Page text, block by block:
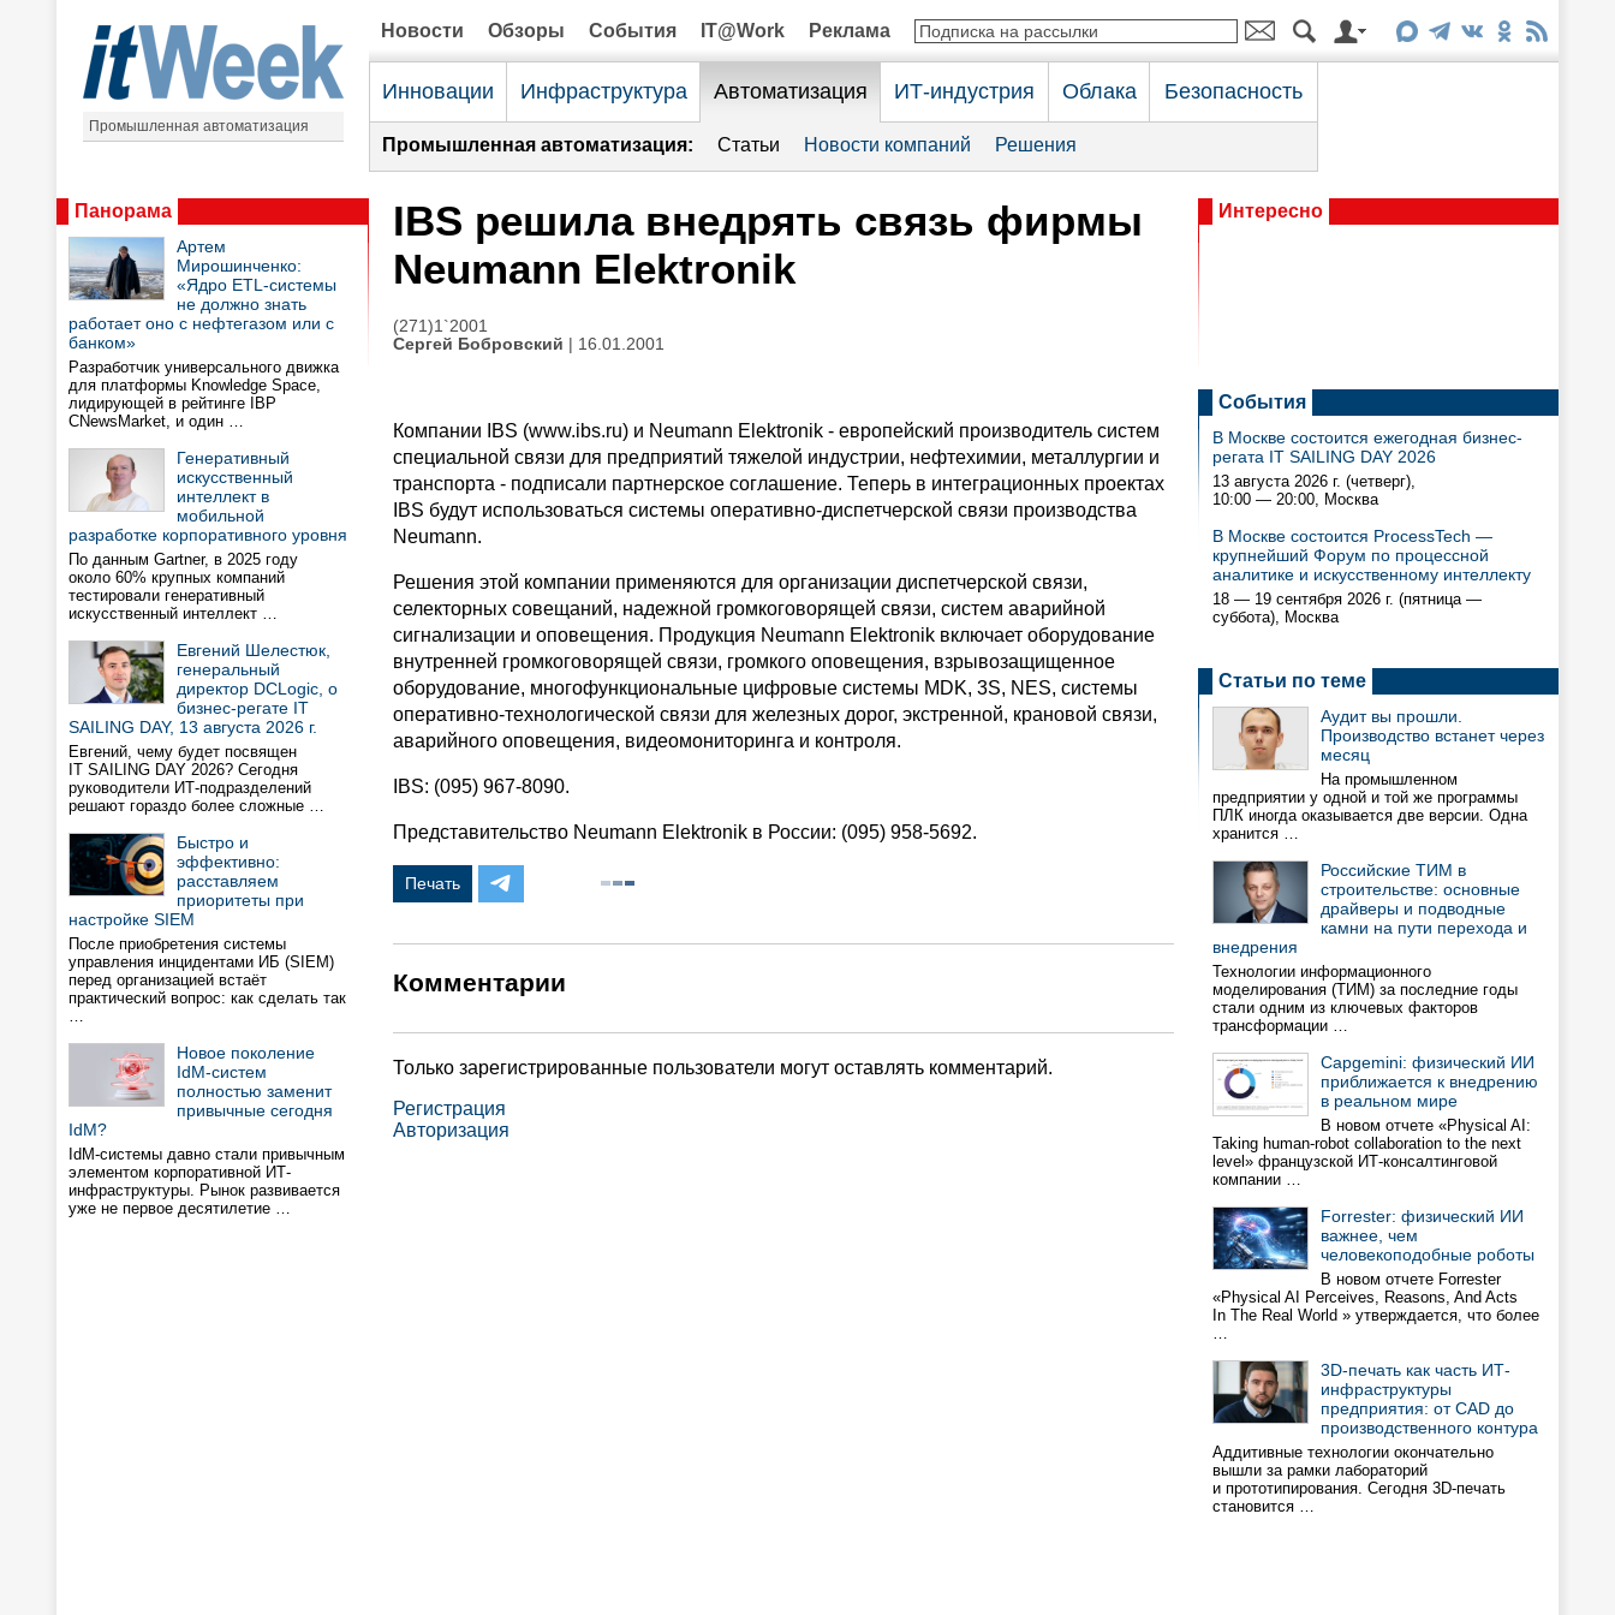
Промышленная автоматизация
Новости Обзоры События IT@Work Реклама
Инновации Инфраструктура Автоматизация ИТ-индустрия Облака Безопасность
Промышленная автоматизация: Статьи Новости компаний Решения
Панорама
Артем
Мирошинченко:
«Ядро ETL-системы
не должно знать
работает оно с нефтегазом или с
банком»
Разработчик универсального движка
для платформы Knowledge Space,
лидирующей в рейтинге IBP
CNewsMarket, и один …
Генеративный
искусственный
интеллект в
мобильной
разработке корпоративного уровня
По данным Gartner, в 2025 году
около 60% крупных компаний
тестировали генеративный
искусственный интеллект …
Евгений Шелестюк,
генеральный
директор DCLogic, о
бизнес-регате IT
SAILING DAY, 13 августа 2026 г.
Евгений, чему будет посвящен
IT SAILING DAY 2026? Сегодня
руководители ИТ-подразделений
решают гораздо более сложные …
Быстро и
эффективно:
расставляем
приоритеты при
настройке SIEM
После приобретения системы
управления инцидентами ИБ (SIEM)
перед организацией встаёт
практический вопрос: как сделать так
…
Новое поколение
IdM-систем
полностью заменит
привычные сегодня
IdM?
IdM-системы давно стали привычным
элементом корпоративной ИТ-
инфраструктуры. Рынок развивается
уже не первое десятилетие …
IBS решила внедрять связь фирмы
Neumann Elektronik
(271)1`2001
Сергей Бобровский | 16.01.2001
Компании IBS (www.ibs.ru) и Neumann Elektronik - европейский производитель систем
специальной связи для предприятий тяжелой индустрии, нефтехимии, металлургии и
транспорта - подписали партнерское соглашение. Теперь в интеграционных проектах
IBS будут использоваться системы оперативно-диспетчерской связи производства
Neumann.
Решения этой компании применяются для организации диспетчерской связи,
селекторных совещаний, надежной громкоговорящей связи, систем аварийной
сигнализации и оповещения. Продукция Neumann Elektronik включает оборудование
внутренней громкоговорящей связи, громкого оповещения, взрывозащищенное
оборудование, многофункциональные цифровые системы MDK, 3S, NES, системы
оперативно-технологической связи для железных дорог, экстренной, крановой связи,
аварийного оповещения, видеомониторинга и контроля.
IBS: (095) 967-8090.
Представительство Neumann Elektronik в России: (095) 958-5692.
Печать
Комментарии
Только зарегистрированные пользователи могут оставлять комментарий.
Регистрация
Авторизация
Интересно
События
В Москве состоится ежегодная бизнес-
регата IT SAILING DAY 2026
13 августа 2026 г. (четверг),
10:00 — 20:00, Москва
В Москве состоится ProcessTech —
крупнейший Форум по процессной
аналитике и искусственному интеллекту
18 — 19 сентября 2026 г. (пятница —
суббота), Москва
Статьи по теме
Аудит вы прошли.
Производство встанет через
месяц
На промышленном
предприятии у одной и той же программы
ПЛК иногда оказывается две версии. Одна
хранится …
Российские ТИМ в
строительстве: основные
драйверы и подводные
камни на пути перехода и
внедрения
Технологии информационного
моделирования (ТИМ) за последние годы
стали одним из ключевых факторов
трансформации …
Capgemini: физический ИИ
приближается к внедрению
в реальном мире
В новом отчете «Physical AI:
Taking human-robot collaboration to the next
level» французской ИТ-консалтинговой
компании …
Forrester: физический ИИ
важнее, чем
человекоподобные роботы
В новом отчете Forrester
«Physical AI Perceives, Reasons, And Acts
In The Real World » утверждается, что более
…
3D-печать как часть ИТ-
инфраструктуры
предприятия: от CAD до
производственного контура
Аддитивные технологии окончательно
вышли за рамки лабораторий
и прототипирования. Сегодня 3D-печать
становится …